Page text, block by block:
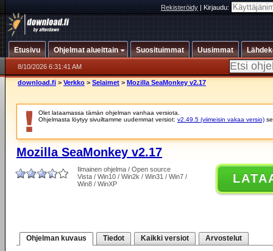
Rekisteröidy|Kirjaudu:
Etusivu Ohjelmat alueittain Suosituimmat Uusimmat
8/10/2026 6:31:41 AM
download.fi > Verkko > Selaimet > Mozilla SeaMonkey v2.17
Olet lataamassa tämän ohjelman vanhaa versiota.
Ohjelmasta löytyy sivuiltamme uudemmat versiot: v2.49.5 (viimeisin vakaa versio)
Mozilla SeaMonkey v2.17
Ilmainen ohjelma / Open source
Vista / Win10 / Win2k / Win31 / Win7 /
Win8 / WinXP
Ohjelman kuvaus Tiedot Kaikki versiot Arvostelut